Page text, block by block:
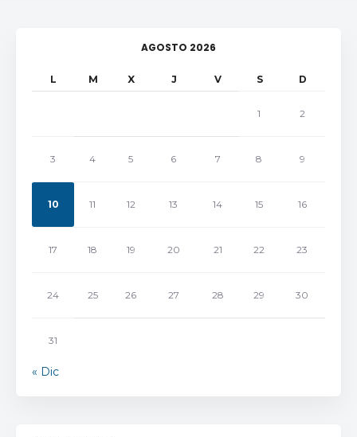
AGOSTO 2026
L M X J V S D
1 2
3 4 5 6 7 8 9
10 11 12 13 14 15 16
17 18 19 20 21 22 23
24 25 26 27 28 29 30
31
« Dic